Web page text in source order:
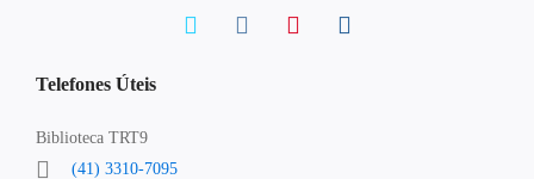
Telefones Úteis
Biblioteca TRT9
(41) 3310-7095